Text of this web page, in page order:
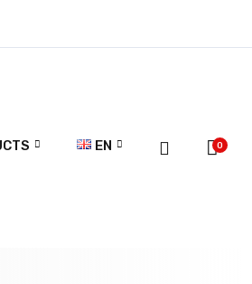
EN 0